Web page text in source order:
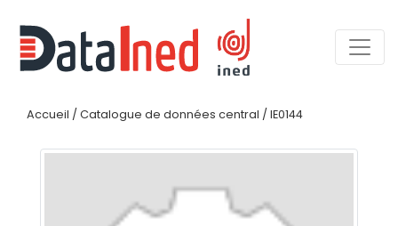
Accueil / Catalogue de données central / IE0144